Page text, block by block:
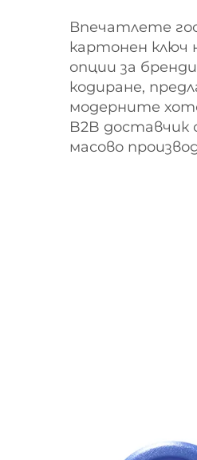
Впечатлете
картонен ключ
опции за
кодиране,
модерните
B2B доставчик
масово